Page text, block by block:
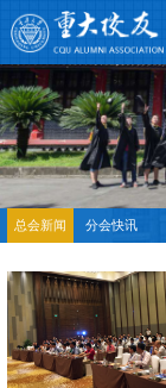
总会新闻 分会快讯